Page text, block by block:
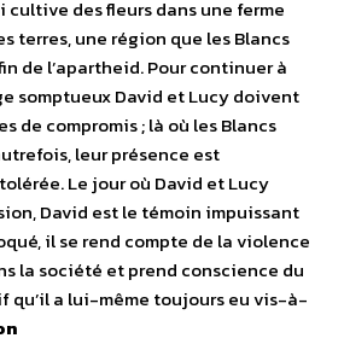
cultive des fleurs dans une ferme
terres, une région que les Blancs
de l’apartheid. Pour continuer à
somptueux David et Lucy doivent
de compromis ; là où les Blancs
leur présence est
Le jour où David et Lucy
David est le témoin impuissant
il se rend compte de la violence
la société et prend conscience du
qu’il a lui-même toujours eu vis-à-